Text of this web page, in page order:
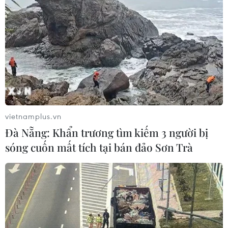
06/08/2026 00:56
Xem thêm
CƠ QUAN CHỦ QUẢN: THÔNG TẤN XÃ VIỆT NAM
Tổng Biên tập: TRẦN TIẾN DUẨN
Phó Tổng Biên tập: NGUYỄN THỊ TÁM, KHÚC THANH
THỦY
Sở hữu trí tuệ
Quy định sử dụng
RSS
Hỗ trợ
vietnamplus.vn
Đà Nẵng: Khẩn trương tìm kiếm 3 người bị
sóng cuốn mất tích tại bán đảo Sơn Trà